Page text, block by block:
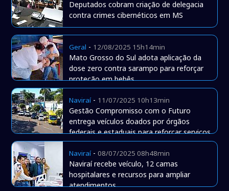
Deputados cobram criação de delegacia
contra crimes cibernéticos em MS
Geral - 12/08/2025 15h14min
Mato Grosso do Sul adota aplicação da
dose zero contra sarampo para reforçar
proteção em bebês
Naviraí- 11/07/2025 10h13min
Gestão Compromisso com o Futuro
entrega veículos doados por órgãos
federais e estaduais para reforçar serviços
municipais
Naviraí-08/07/2025 08h48min
Naviraí recebe veículo, 12 camas
hospitalares e recursos para ampliar
atendimentos